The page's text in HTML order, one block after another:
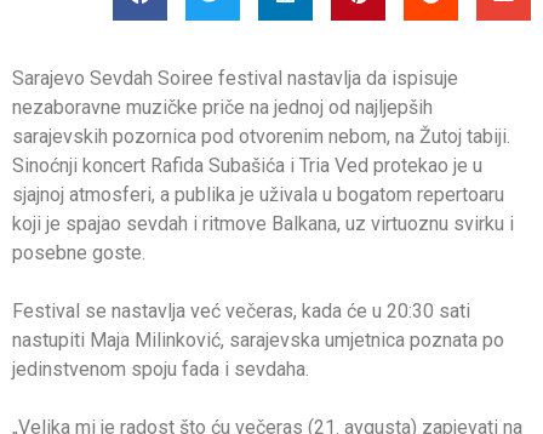
Sarajevo Sevdah Soiree festival nastavlja da ispisuje
nezaboravne muzičke priče na jednoj od najljepših
sarajevskih pozornica pod otvorenim nebom, na Žutoj tabiji.
Sinoćnji koncert Rafida Subašića i Tria Ved protekao je u
sjajnoj atmosferi, a publika je uživala u bogatom repertoaru
koji je spajao sevdah i ritmove Balkana, uz virtuoznu svirku i
posebne goste.
Festival se nastavlja već večeras, kada će u 20:30 sati
nastupiti Maja Milinković, sarajevska umjetnica poznata po
jedinstvenom spoju fada i sevdaha.
„Velika mi je radost što ću večeras (21. avgusta) zapjevati na